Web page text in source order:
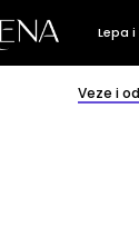
Lepa
Veze i